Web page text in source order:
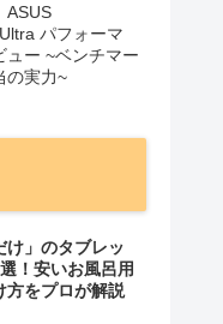
ASUS
パフォーマ
ュー ~ベンチマー
の実力~
け」のタブレッ
！安いお風呂用
方をプロが解説